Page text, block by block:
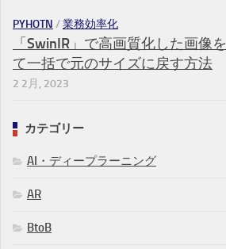
PYHOTN /業務効率化
「SwinIR」で高画質化した画像
て一括で元のサイズに戻す方法
2 2月, 2023
カテゴリー
AI・ディープラーニング
AR
BtoB